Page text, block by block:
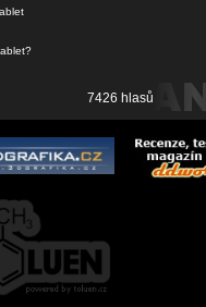
7426 hlasů